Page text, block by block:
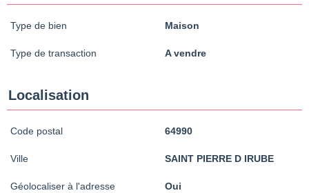
Type de bien Maison
Type de transaction A vendre
Localisation
Code postal 64990
Ville SAINT PIERRE D IRUBE
Géolocaliser à l'adresse
Oui